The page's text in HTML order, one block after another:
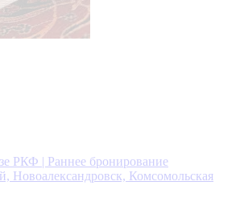
РКФ | Раннее бронирование
Новоалександровск, Комсомольская